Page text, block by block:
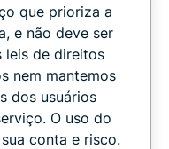
que prioriza a
e não deve ser
leis de direitos
nem mantemos
dos usuários
O uso do
conta e risco.